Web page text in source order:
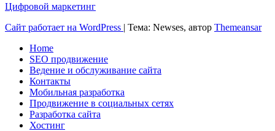
Цифровой маркетинг
Сайт работает на WordPress | Тема: Newses, автор Themeansar
Home
SEO продвижение
Ведение и обслуживание сайта
Контакты
Мобильная разработка
Продвижение в социальных сетях
Разработка сайта
Хостинг